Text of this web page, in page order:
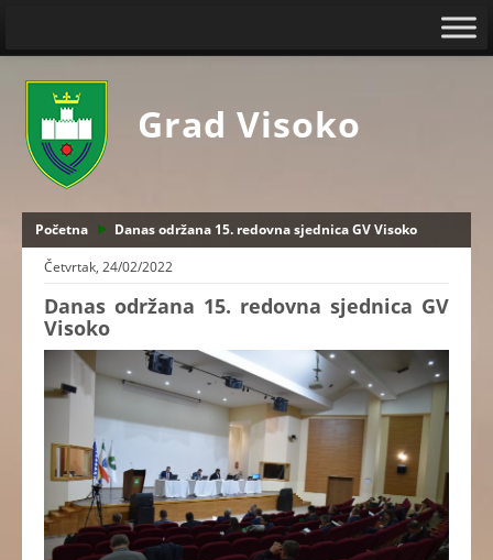
Grad Visoko
Početna
Danas održana 15. redovna sjednica GV Visoko
Četvrtak, 24/02/2022
Danas održana 15. redovna sjednica GV
Visoko